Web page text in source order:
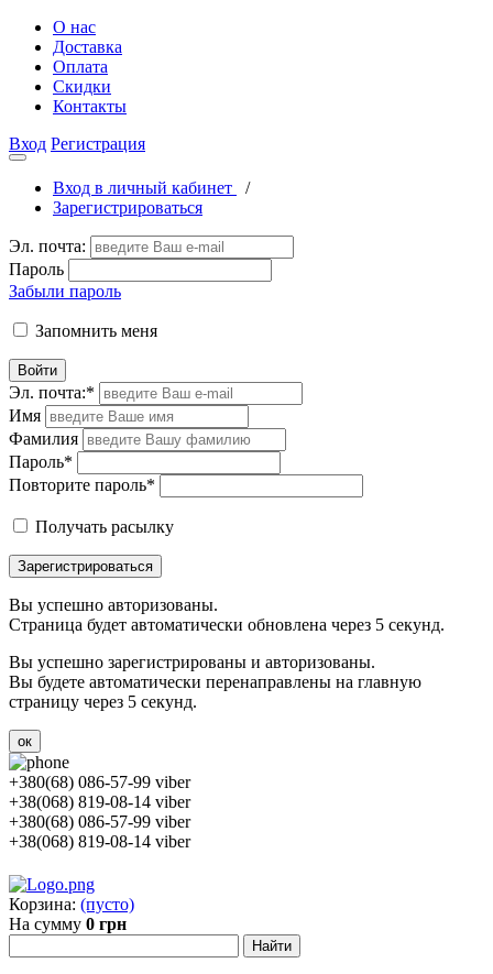
О нас
Доставка
Оплата
Скидки
Контакты
Вход Регистрация
Вход в личный кабинет
/
Зарегистрироваться
Эл. почта:
Пароль
Забыли пароль
Запомнить меня
Войти
Эл. почта:*
Имя
Фамилия
Пароль*
Повторите пароль*
Получать расылку
Зарегистрироваться
Вы успешно авторизованы.
Страница будет автоматически обновлена через 5 секунд.
Вы успешно зарегистрированы и авторизованы.
Вы будете автоматически перенаправлены на главную
страницу через 5 секунд.
ок
+380(68) 086-57-99 viber
+38(068) 819-08-14 viber
+380(68) 086-57-99 viber
+38(068) 819-08-14 viber
Корзина: (пусто)
На сумму 0 грн